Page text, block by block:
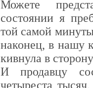
Можете
состоянии я
той самой
наконец, в нашу
кивнула в
И продавцу
четыреста